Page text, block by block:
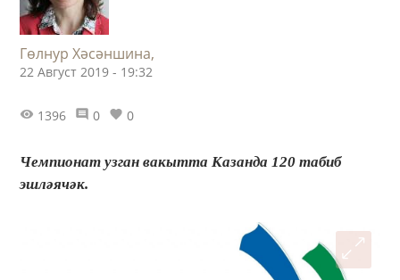
Гөлнур Хәсәншина,
22 Август 2019 - 19:32
1396 0 0
Чемпионат узган вакытта Казанда 120 табиб
эшләячәк.